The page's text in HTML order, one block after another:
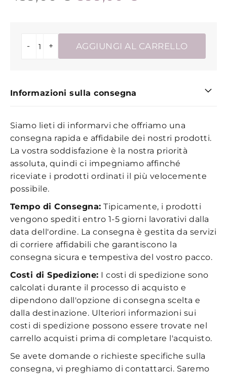
+
- AGGIUNGI AL CARRELLO
Informazioni sulla consegna
Siamo lieti di informarvi che offriamo una
consegna rapida e affidabile dei nostri prodotti.
La vostra soddisfazione è la nostra priorità
assoluta, quindi ci impegniamo affinché
riceviate i prodotti ordinati il più velocemente
possibile.
Tempo di Consegna: Tipicamente, i prodotti
vengono spediti entro 1-5 giorni lavorativi dalla
data dell'ordine. La consegna è gestita da servizi
di corriere affidabili che garantiscono la
consegna sicura e tempestiva del vostro pacco.
Costi di Spedizione: I costi di spedizione sono
calcolati durante il processo di acquisto e
dipendono dall'opzione di consegna scelta e
dalla destinazione. Ulteriori informazioni sui
costi di spedizione possono essere trovate nel
carrello acquisti prima di completare l'acquisto.
Se avete domande o richieste specifiche sulla
consegna, vi preghiamo di contattarci. Saremo